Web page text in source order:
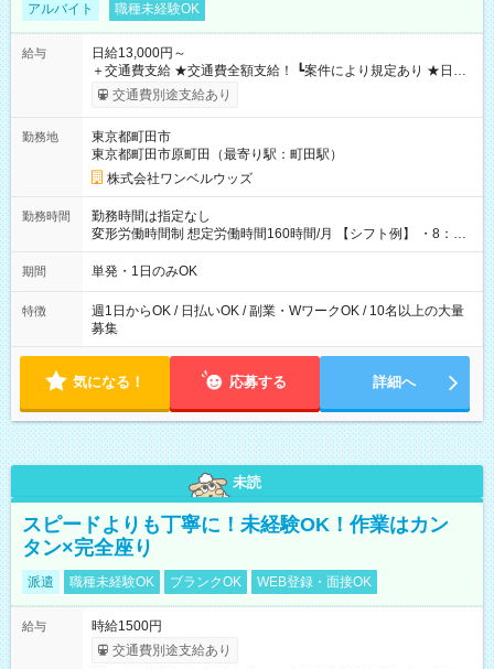
アルバイト 職種未経験OK
給与
日給13,000円～
＋交通費支給 ★交通費全額支給！ ┗案件により規定あり ★日払
いOK！（規定あり） ┗働いたその日に現金GET♪ お仕事後はコ
ンビニATMから 日払い分を引き落とせます！ 【試用期間】試
交通費別途支給あり
勤務地
東京都町田市
東京都町田市原町田（最寄り駅：町田駅）
株式会社ワンベルウッズ
勤務時間
勤務時間は指定なし
変形労働時間制 想定労働時間160時間/月 【シフト例】 ・8：00
～21：00
期間 単発・1日のみOK
特徴
週1日からOK / 日払いOK / 副業・WワークOK / 10名以上の大量
募集
気になる！ 応募する 詳細へ
未読
スピードよりも丁寧に！未経験OK！作業はカン
タン×完全座り
派遣 職種未経験OK ブランクOK WEB登録・面接OK
給与
時給1500円
交通費別途支給あり